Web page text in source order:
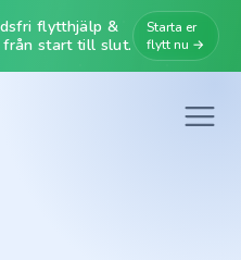
flytthjälp &
start till slut.
Starta er
flytt nu →